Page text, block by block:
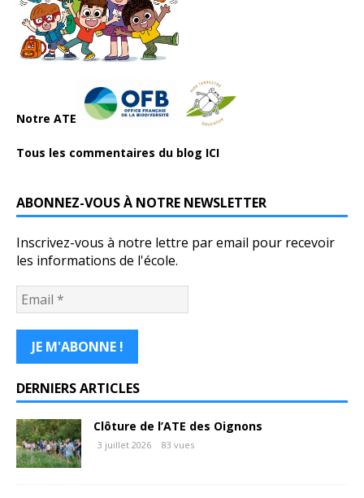
Notre ATE
Tous les commentaires du blog ICI
ABONNEZ-VOUS À NOTRE NEWSLETTER
Inscrivez-vous à notre lettre par email pour recevoir
les informations de l'école.
DERNIERS ARTICLES
Clôture de l’ATE des Oignons
3 juillet 2026 83 vues